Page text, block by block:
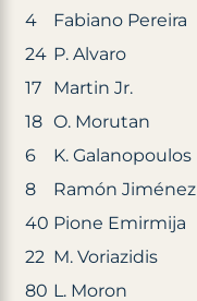
4
Fabiano Pereira
24 P. Alvaro
17
Martin Jr.
18 O. Morutan
6
K. Galanopoulos
8
Ramón Jiménez
40 Pione Emirmija
22 M. Voriazidis
80 L. Moron